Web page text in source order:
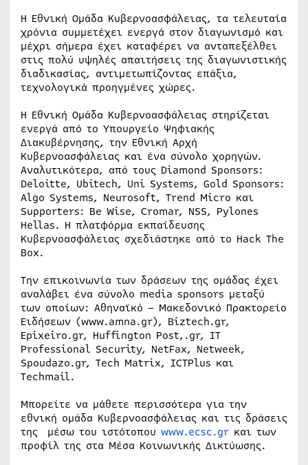
Η Εθνική Ομάδα Κυβερνοασφάλειας, τα τελευταία
χρόνια συμμετέχει ενεργά στον διαγωνισμό και
μέχρι σήμερα έχει καταφέρει να ανταπεξέλθει
στις πολύ υψηλές απαιτήσεις της διαγωνιστικής
διαδικασίας, αντιμετωπίζοντας επάξια,
τεχνολογικά προηγμένες χώρες.
Η Εθνική Ομάδα Κυβερνοασφάλειας στηρίζεται
ενεργά από το Υπουργείο Ψηφιακής
Διακυβέρνησης, την Εθνική Αρχή
Κυβερνοασφάλειας και ένα σύνολο χορηγών.
Αναλυτικότερα, από τους Diamond Sponsors:
Deloitte, Ubitech, Uni Systems, Gold Sponsors:
Algo Systems, Neurosoft, Trend Micro και
Supporters: Be Wise, Cromar, NSS, Pylones
Hellas. Η πλατφόρμα εκπαίδευσης
Κυβερνοασφάλειας σχεδιάστηκε από το Hack The
Box.
Την επικοινωνία των δράσεων της ομάδας έχει
αναλάβει ένα σύνολο media sponsors μεταξύ
των οποίων: Αθηναϊκό – Μακεδονικό Πρακτορείο
Ειδήσεων (www.amna.gr), Biztech.gr,
Epixeiro.gr, Huffington Post,.gr, IT
Professional Security, NetFax, Netweek,
Spoudazo.gr, Tech Matrix, ICTPlus και
Techmail.
Μπορείτε να μάθετε περισσότερα για την
εθνική ομάδα Κυβερνοασφάλειας και τις δράσεις
της μέσω του ιστότοπου www.ecsc.gr και των
προφίλ της στα Μέσα Κοινωνικής Δικτύωσης.